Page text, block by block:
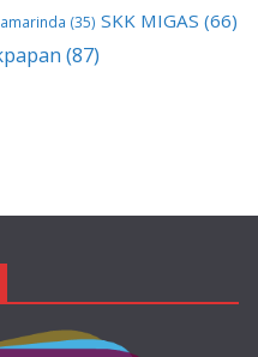
(35) SKK MIGAS (66)
(87)